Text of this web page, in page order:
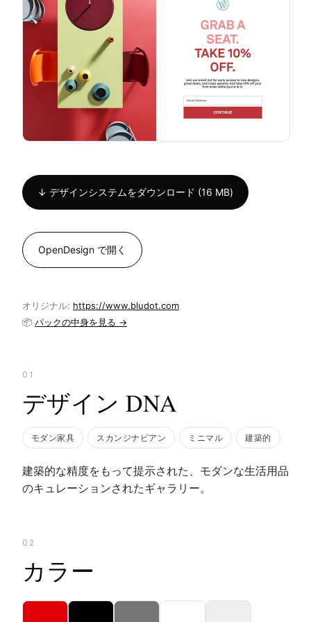
↓ デザインシステムをダウンロード (16 MB)
OpenDesign で開く
オリジナル: https://www.bludot.com
📦 パックの中身を見る →
01
デザイン DNA
モダン家具 スカンジナビアン ミニマル 建築的
建築的な精度をもって提示された、モダンな生活用品
のキュレーションされたギャラリー。
02
カラー